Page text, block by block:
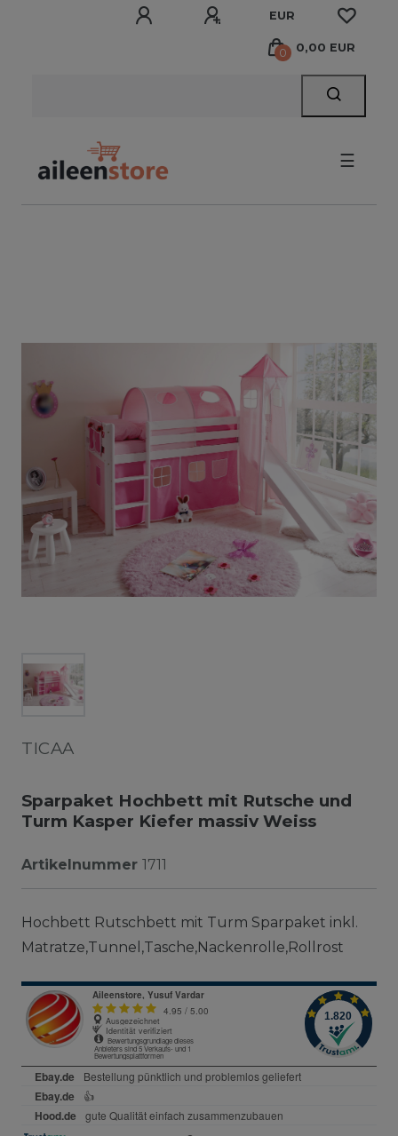
EUR
0 0,00 EUR
☰
TICAA
Sparpaket Hochbett mit Rutsche und
Turm Kasper Kiefer massiv Weiss
Artikelnummer 1711
Hochbett Rutschbett mit Turm Sparpaket inkl.
Matratze,Tunnel,Tasche,Nackenrolle,Rollrost